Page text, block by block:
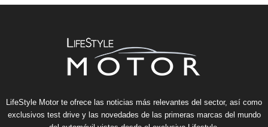
LifeStyle Motor te ofrece las noticias más relevantes del sector, así como
exclusivos test drive y las novedades de las primeras marcas del mundo